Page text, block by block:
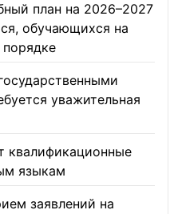
план на 2026–2027
обучающихся на
уважительная
квалификационные
языкам
заявлений на